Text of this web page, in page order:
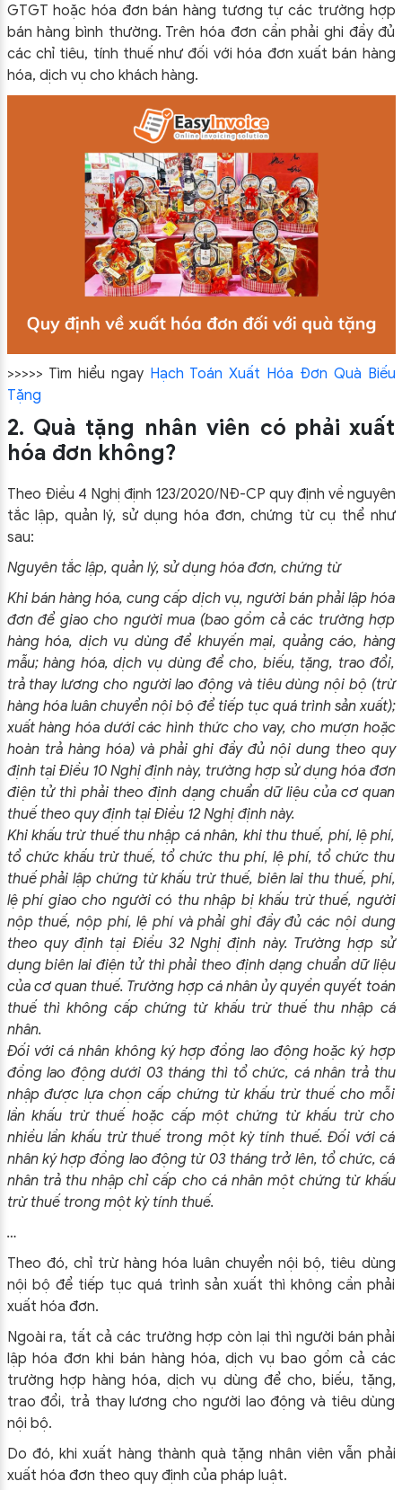
GTGT hoặc hóa đơn bán hàng tương tự các trường hợp
bán hàng bình thường. Trên hóa đơn cần phải ghi đầy đủ
các chỉ tiêu, tính thuế như đối với hóa đơn xuất bán hàng
hóa, dịch vụ cho khách hàng.
>>>>> Tìm hiểu ngay Hạch Toán Xuất Hóa Đơn Quà Biếu
Tặng
2. Quà tặng nhân viên có phải xuất
hóa đơn không?
Theo Điều 4 Nghị định 123/2020/NĐ-CP quy định về nguyên
tắc lập, quản lý, sử dụng hóa đơn, chứng từ cụ thể như
sau:
Nguyên tắc lập, quản lý, sử dụng hóa đơn, chứng từ
Khi bán hàng hóa, cung cấp dịch vụ, người bán phải lập hóa
đơn để giao cho người mua (bao gồm cả các trường hợp
hàng hóa, dịch vụ dùng để khuyến mại, quảng cáo, hàng
mẫu; hàng hóa, dịch vụ dùng để cho, biếu, tặng, trao đổi,
trả thay lương cho người lao động và tiêu dùng nội bộ (trừ
hàng hóa luân chuyển nội bộ để tiếp tục quá trình sản xuất);
xuất hàng hóa dưới các hình thức cho vay, cho mượn hoặc
hoàn trả hàng hóa) và phải ghi đầy đủ nội dung theo quy
định tại Điều 10 Nghị định này, trường hợp sử dụng hóa đơn
điện tử thì phải theo định dạng chuẩn dữ liệu của cơ quan
thuế theo quy định tại Điều 12 Nghị định này.
Khi khấu trừ thuế thu nhập cá nhân, khi thu thuế, phí, lệ phí,
tổ chức khấu trừ thuế, tổ chức thu phí, lệ phí, tổ chức thu
thuế phải lập chứng từ khấu trừ thuế, biên lai thu thuế, phí,
lệ phí giao cho người có thu nhập bị khấu trừ thuế, người
nộp thuế, nộp phí, lệ phí và phải ghi đầy đủ các nội dung
theo quy định tại Điều 32 Nghị định này. Trường hợp sử
dụng biên lai điện tử thì phải theo định dạng chuẩn dữ liệu
của cơ quan thuế. Trường hợp cá nhân ủy quyền quyết toán
thuế thì không cấp chứng từ khấu trừ thuế thu nhập cá
nhân.
Đối với cá nhân không ký hợp đồng lao động hoặc ký hợp
đồng lao động dưới 03 tháng thì tổ chức, cá nhân trả thu
nhập được lựa chọn cấp chứng từ khấu trừ thuế cho mỗi
lần khấu trừ thuế hoặc cấp một chứng từ khấu trừ cho
nhiều lần khấu trừ thuế trong một kỳ tính thuế. Đối với cá
nhân ký hợp đồng lao động từ 03 tháng trở lên, tổ chức, cá
nhân trả thu nhập chỉ cấp cho cá nhân một chứng từ khấu
trừ thuế trong một kỳ tính thuế.
…
Theo đó, chỉ trừ hàng hóa luân chuyển nội bộ, tiêu dùng
nội bộ để tiếp tục quá trình sản xuất thì không cần phải
xuất hóa đơn.
Ngoài ra, tất cả các trường hợp còn lại thì người bán phải
lập hóa đơn khi bán hàng hóa, dịch vụ bao gồm cả các
trường hợp hàng hóa, dịch vụ dùng để cho, biếu, tặng,
trao đổi, trả thay lương cho người lao động và tiêu dùng
nội bộ.
Do đó, khi xuất hàng thành quà tặng nhân viên vẫn phải
xuất hóa đơn theo quy định của pháp luật.